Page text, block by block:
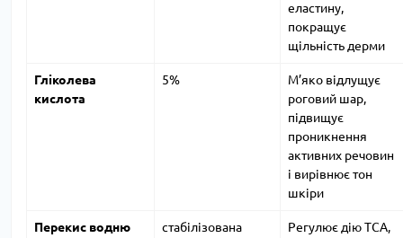
еластину,
покращує
щільність дерми
Гліколева
кислота
5%
М’яко відлущує
роговий шар,
підвищує
проникнення
активних речовин
і вирівнює тон
шкіри
Перекис водню
стабілізована
Регулює дію TCA,